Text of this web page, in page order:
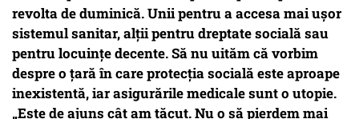
revolta de duminică. Unii pentru a accesa mai ușor
sistemul sanitar, alții pentru dreptate socială sau
pentru locuințe decente. Să nu uităm că vorbim
despre o țară în care protecția socială este aproape
inexistentă, iar asigurările medicale sunt o utopie.
„Este de ajuns cât am tăcut. Nu o să pierdem mai